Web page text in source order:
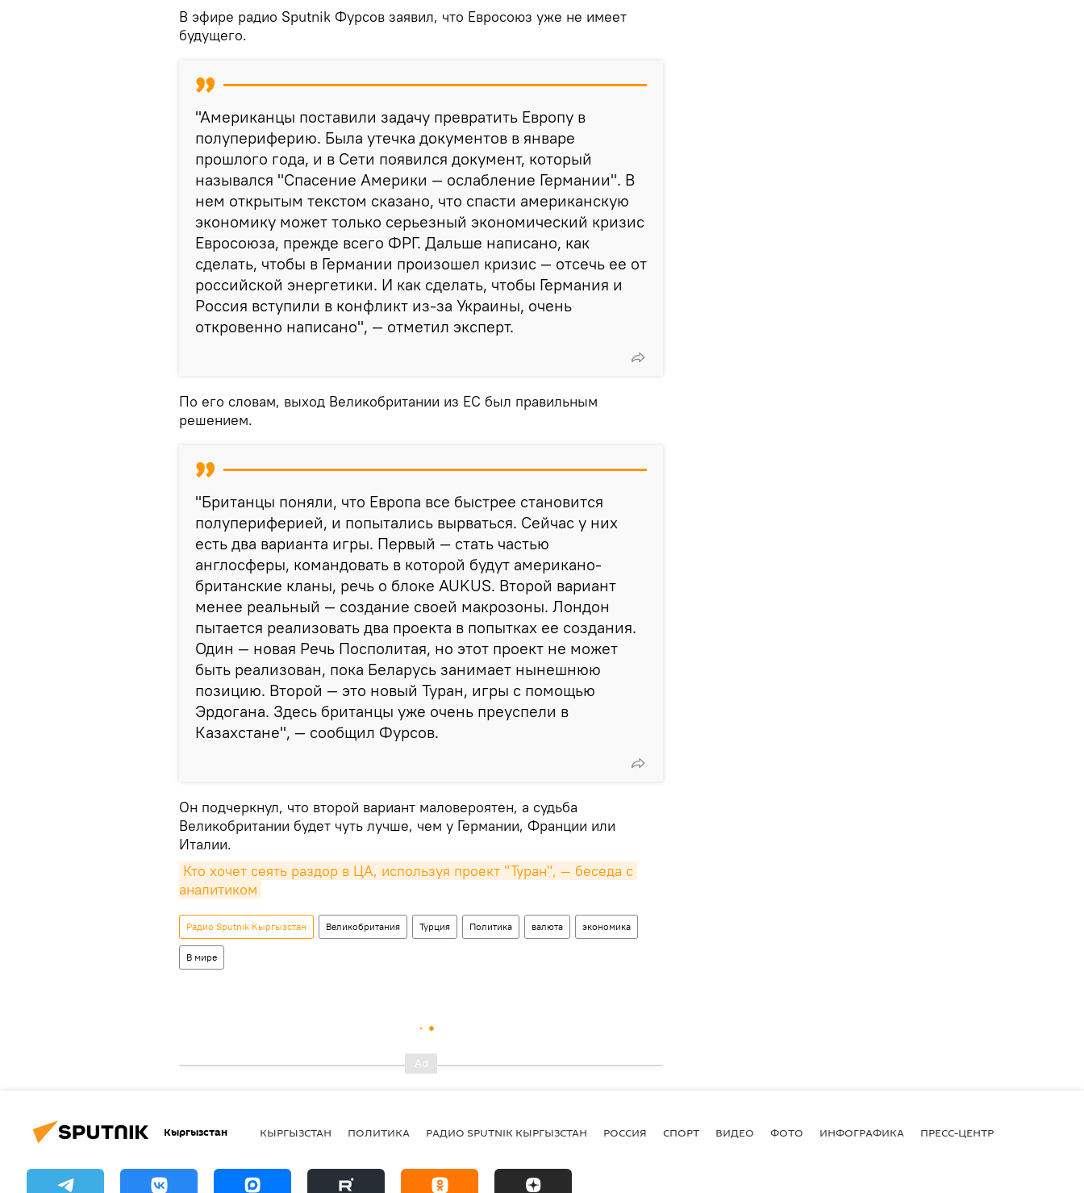
В эфире радио Sputnik Фурсов заявил, что Евросоюз уже не имеет
будущего.
"Американцы поставили задачу превратить Европу в
полупериферию. Была утечка документов в январе
прошлого года, и в Сети появился документ, который
назывался "Спасение Америки — ослабление Германии". В
нем открытым текстом сказано, что спасти американскую
экономику может только серьезный экономический кризис
Евросоюза, прежде всего ФРГ. Дальше написано, как
сделать, чтобы в Германии произошел кризис — отсечь ее от
российской энергетики. И как сделать, чтобы Германия и
Россия вступили в конфликт из-за Украины, очень
откровенно написано", — отметил эксперт.
По его словам, выход Великобритании из ЕС был правильным
решением.
"Британцы поняли, что Европа все быстрее становится
полупериферией, и попытались вырваться. Сейчас у них
есть два варианта игры. Первый — стать частью
англосферы, командовать в которой будут американо-
британские кланы, речь о блоке AUKUS. Второй вариант
менее реальный — создание своей макрозоны. Лондон
пытается реализовать два проекта в попытках ее создания.
Один — новая Речь Посполитая, но этот проект не может
быть реализован, пока Беларусь занимает нынешнюю
позицию. Второй — это новый Туран, игры с помощью
Эрдогана. Здесь британцы уже очень преуспели в
Казахстане", — сообщил Фурсов.
Он подчеркнул, что второй вариант маловероятен, а судьба
Великобритании будет чуть лучше, чем у Германии, Франции или
Италии.
Кто хочет сеять раздор в ЦА, используя проект "Туран", — беседа с
аналитиком
Радио Sputnik Кыргызстан Великобритания Турция Политика валюта экономика
В мире
Кыргызстан КЫРГЫЗСТАН ПОЛИТИКА РАДИО SPUTNIK КЫРГЫЗСТАН РОССИЯ СПОРТ ВИДЕО ФОТО ИНФОГРАФИКА ПРЕСС-ЦЕНТР